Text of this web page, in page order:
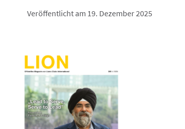
Veröffentlicht am 19. Dezember 2025